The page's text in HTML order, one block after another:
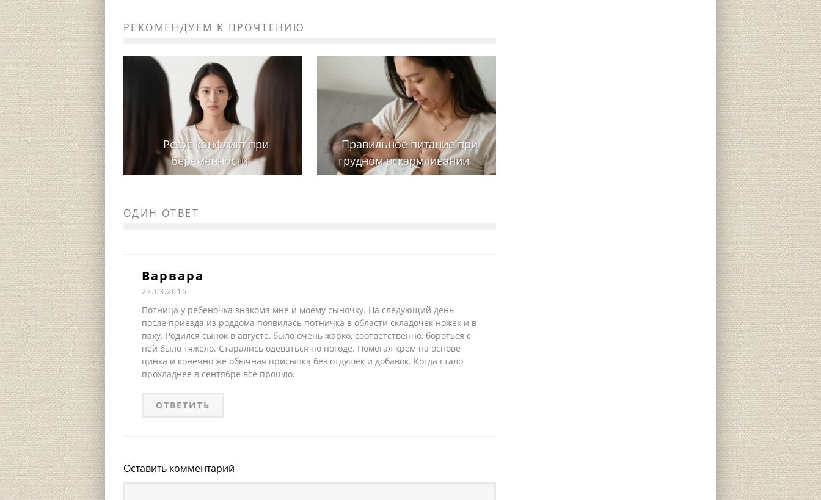
РЕКОМЕНДУЕМ К ПРОЧТЕНИЮ
Резус конфликт при
беременности
Правильное питание при
грудном вскармливании
ОДИН ОТВЕТ
Варвара
27.03.2016
Потница у ребеночка знакома мне и моему сыночку. На следующий день
после приезда из роддома появилась потничка в области складочек ножек и в
паху. Родился сынок в августе, было очень жарко, соответственно, бороться с
ней было тяжело. Старались одеваться по погоде. Помогал крем на основе
цинка и конечно же обычная присыпка без отдушек и добавок. Когда стало
прохладнее в сентябре все прошло.
ОТВЕТИТЬ
Оставить комментарий